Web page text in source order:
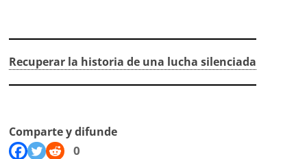
Recuperar la historia de una lucha silenciada
Comparte y difunde
0